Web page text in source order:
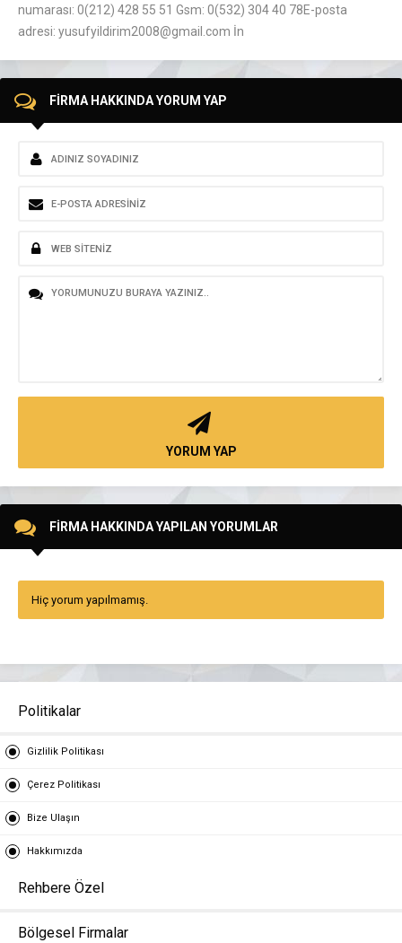
numarası: 0(212) 428 55 51 Gsm: 0(532) 304 40 78E-posta
adresi: yusufyildirim2008@gmail.com İn
FİRMA HAKKINDA YORUM YAP
YORUM YAP
FİRMA HAKKINDA YAPILAN YORUMLAR
Hiç yorum yapılmamış.
Politikalar
Gizlilik Politikası
Çerez Politikası
Bize Ulaşın
Hakkımızda
Rehbere Özel
Bölgesel Firmalar